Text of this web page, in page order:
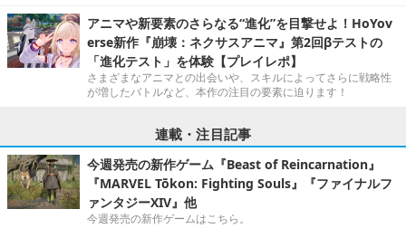
アニマや新要素のさらなる“進化”を目撃せよ！HoYov
erse新作『崩壊：ネクサスアニマ』第2回βテストの
「進化テスト」を体験【プレイレポ】
さまざまなアニマとの出会いや、スキルによってさらに戦略性
が増したバトルなど、本作の注目の要素に迫ります！
連載・注目記事
今週発売の新作ゲーム『Beast of Reincarnation』
『MARVEL Tōkon: Fighting Souls』『ファイナルフ
ァンタジーXIV』他
今週発売の新作ゲームはこちら。